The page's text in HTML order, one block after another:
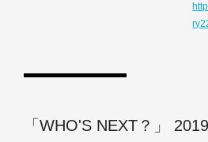
「WHO'S NEXT？」